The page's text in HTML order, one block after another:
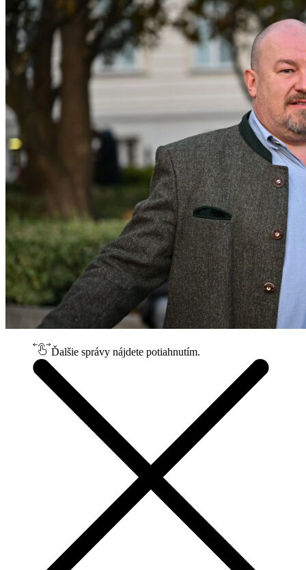
Ďalšie správy nájdete potiahnutím.